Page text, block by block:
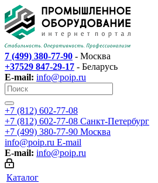
7 (499) 380-77-90 - Москва
+37529 847-29-17 - Беларусь
E-mail: info@poip.ru
+7 (812) 602-77-08
+7 (812) 602-77-08 Санкт-Петербург
+7 (499) 380-77-90 Москва
info@poip.ru E-mail
E-mail: info@poip.ru
Каталог